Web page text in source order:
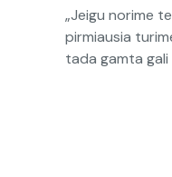
„Jeigu norime
pirmiausia
tada gamta